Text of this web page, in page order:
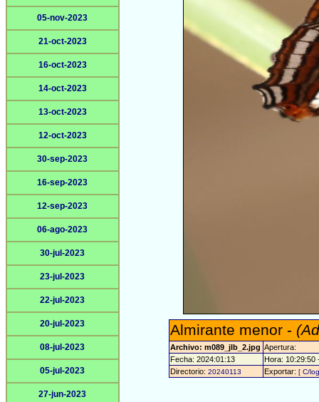
05-nov-2023
21-oct-2023
16-oct-2023
14-oct-2023
13-oct-2023
12-oct-2023
30-sep-2023
16-sep-2023
12-sep-2023
06-ago-2023
30-jul-2023
23-jul-2023
22-jul-2023
20-jul-2023
08-jul-2023
05-jul-2023
27-jun-2023
Almirante menor -
Archivo: m089_jlb_2.jpg Apertura:
Fecha: 2024:01:13
Hora: 10:29:50
Directorio:20240113 Exportar:[ C/